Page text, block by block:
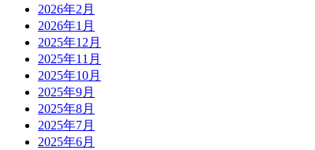
2026年2月
2026年1月
2025年12月
2025年11月
2025年10月
2025年9月
2025年8月
2025年7月
2025年6月